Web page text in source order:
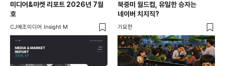
미디어&마켓 리포트 2026년 7월
호
CJ메조미디어 Insight M
북중미 월드컵, 유일한 승자는
네이버 치지직?
기묘한